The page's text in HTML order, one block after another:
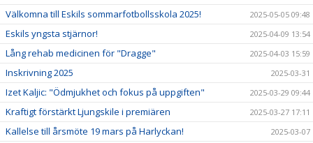
Välkomna till Eskils sommarfotbollsskola 2025!
2025-05-05 09:48
Eskils yngsta stjärnor! 2025-04-09 13:54
Lång rehab medicinen för "Dragge" 2025-04-03 15:59
Inskrivning 2025 2025-03-31
Izet Kaljic: "Ödmjukhet och fokus på uppgiften" 2025-03-29 09:44
Kraftigt förstärkt Ljungskile i premiären 2025-03-27 17:11
Kallelse till årsmöte 19 mars på Harlyckan! 2025-03-07